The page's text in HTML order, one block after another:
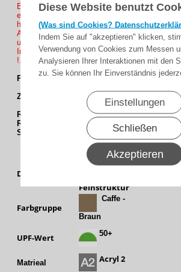
Diese Website benutzt
(Was sind Cookies?
Indem Sie auf "akzeptieren" klicken,
Verwendung von Cookies zum Messen
Analysieren Ihrer Interaktionen mit den
zu. Sie können Ihr Einverständnis
Einstellungen
Schließen
Akzeptieren
Bei Maßeingabe den Ausfallmaß gewünschte
eingeben ( Beispiel 350 cm Ausfall + 20cm
höhe = 370 oder 380 Ausfall und bei Volant
Anklicken ob Sie es in höhe 20cm oder 30cm
und 2 Ohne Mehrpreis Volant 3 und 4 mit
Info : Farb auswahl des Einfassbands nicht
!.
Passende Einfassband : E14 und E106
Zur Passende Gestelfarbe :
RAL 7016
anthrazitgrau
RAL 9006
weißaluminium
SL 94
(ähnlich DB 703 Feinstruktur)
Dessingruppe
Uni /
Feinstruktur
Farbgruppe
Caffe -
Braun
UPF-Wert 50+
Matrieal Acryl 2